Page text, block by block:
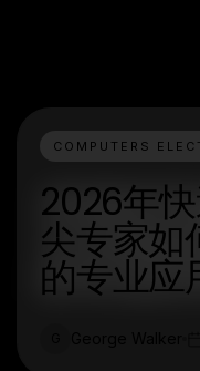
COMPUTERS
2026年
尖专家如
的专业应